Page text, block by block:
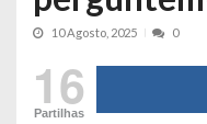
10 Agosto, 2025 0
16
Partilhas